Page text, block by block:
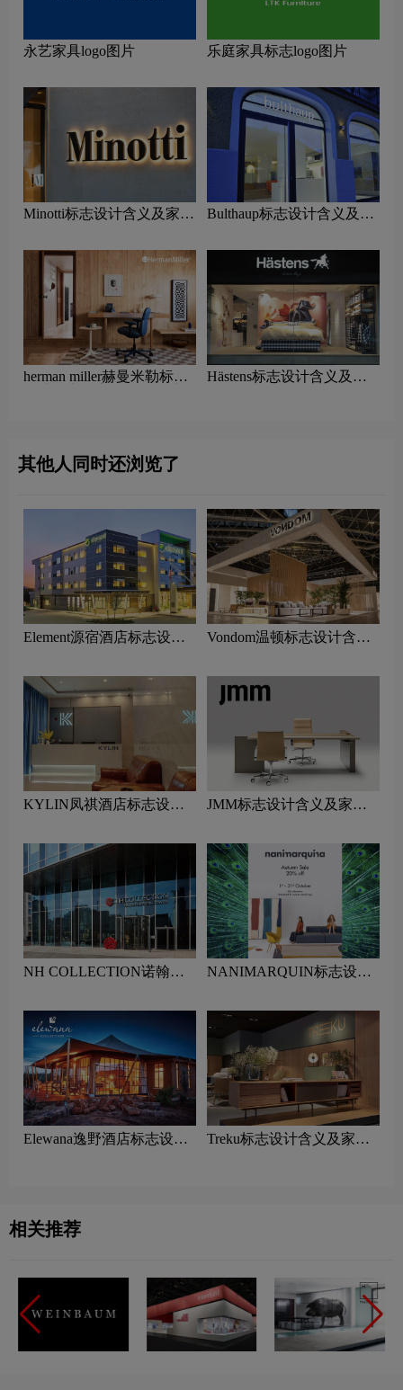
永艺家具logo图片 乐庭家具标志logo图片
Minotti标志设计含义及家具
Bulthaup标志设计含义及家
herman miller赫曼米勒标志
Hästens标志设计含义及家
其他人同时还浏览了
Element源宿酒店标志设计
Vondom温顿标志设计含义
KYLIN凤祺酒店标志设计
JMM标志设计含义及家具
NH COLLECTION诺翰精
品牌设计理念
NANIMARQUIN标志设计
Elewana逸野酒店标志设计
Treku标志设计含义及家具
相关推荐